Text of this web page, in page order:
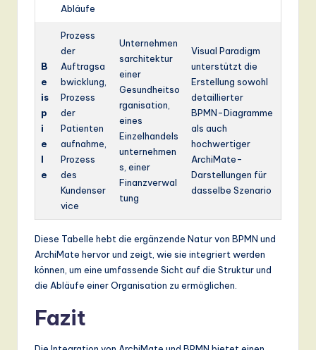
Abläufe
B
e
is
p
i
e
l
e
Prozess
der
Auftragsa
bwicklung,
Prozess
der
Patienten
aufnahme,
Prozess
des
Kundenser
vice
Unternehmen
sarchitektur
einer
Gesundheitso
rganisation,
eines
Einzelhandels
unternehmen
s, einer
Finanzverwal
tung
Visual Paradigm
unterstützt die
Erstellung sowohl
detaillierter
BPMN-Diagramme
als auch
hochwertiger
ArchiMate-
Darstellungen für
dasselbe Szenario
Diese Tabelle hebt die ergänzende Natur von BPMN und
ArchiMate hervor und zeigt, wie sie integriert werden
können, um eine umfassende Sicht auf die Struktur und
die Abläufe einer Organisation zu ermöglichen.
Fazit